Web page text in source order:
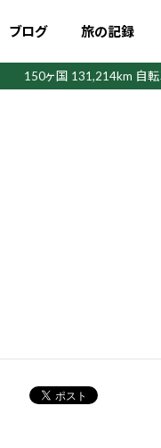
ブログ 旅の記録
150ヶ国 131,214km 自